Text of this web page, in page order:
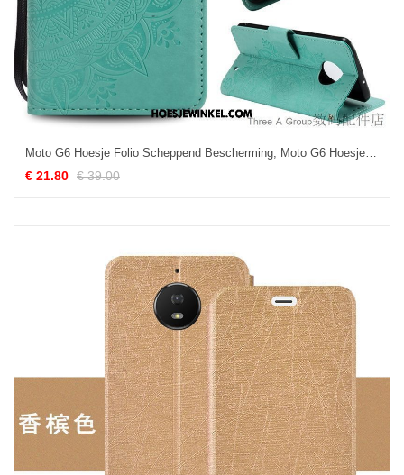
Moto G6 Hoesje Folio Scheppend Bescherming, Moto G6 Hoesje Leren Etui Persoonlijk
€ 21.80 € 39.00